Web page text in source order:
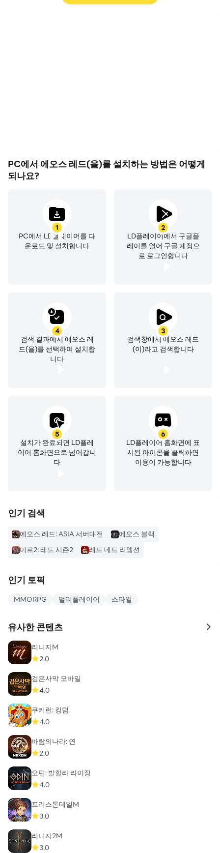
PC에서 에오스 레드(을)를 설치하는 방법은 어떻게
되나요?
1
PC에서 LD플레이어를 다
운로드 및 설치합니다
2
LD플레이이에서 구글플
레이를 열어 구글 계정으
로 로그인합니다
3
검색창에서 에오스 레드
(이)라고 검색합니다
4
검색 결과에서 에오스 레
드(을)를 선택하여 설치합
니다
5
설치가 완료되면 LD플레
이어 홈화면으로 넘어갑니
다
6
LD플레이어 홈화면에 표
시된 아이콘을 클릭하면
이용이 가능합니다
인기 검색
에오스 레드: ASIA 서버대전
에오스 블랙
미르2: 레드 시즌2
레드 데드 리뎀션
인기 토픽
MMORPG 멀티플레이어 스타일
유사한 콘텐츠 to
리니지M
2.0
검은사막 모바일
4.0
쿠키런: 킹덤
4.0
바람의나라: 연
2.0
오딘: 발할라 라이징
4.0
프리스톤테일M
3.0
리니지2M
3.0